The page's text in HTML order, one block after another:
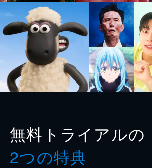
無料トライアルの
2つの特典